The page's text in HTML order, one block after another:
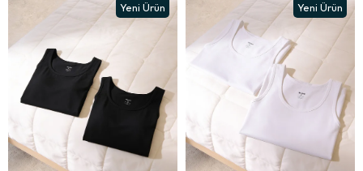
Yeni Ürün Yeni Ürün